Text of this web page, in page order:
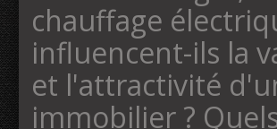
chauffage
influencent-ils la
et l'attractivité
immobilier ?